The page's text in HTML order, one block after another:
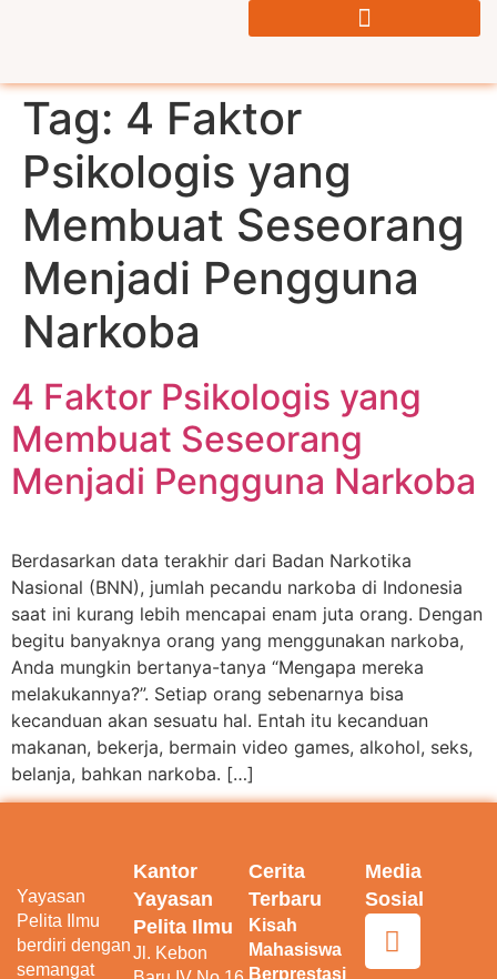
Tag: 4 Faktor
Psikologis yang
Membuat Seseorang
Menjadi Pengguna
Narkoba
4 Faktor Psikologis yang
Membuat Seseorang
Menjadi Pengguna Narkoba
Berdasarkan data terakhir dari Badan Narkotika
Nasional (BNN), jumlah pecandu narkoba di Indonesia
saat ini kurang lebih mencapai enam juta orang. Dengan
begitu banyaknya orang yang menggunakan narkoba,
Anda mungkin bertanya-tanya “Mengapa mereka
melakukannya?”. Setiap orang sebenarnya bisa
kecanduan akan sesuatu hal. Entah itu kecanduan
makanan, bekerja, bermain video games, alkohol, seks,
belanja, bahkan narkoba. […]
Yayasan
Pelita Ilmu
berdiri dengan
semangat
Kantor
Yayasan
Pelita Ilmu
Jl. Kebon
Cerita
Terbaru
Kisah
Mahasiswa
Berprestasi
Media
Sosial